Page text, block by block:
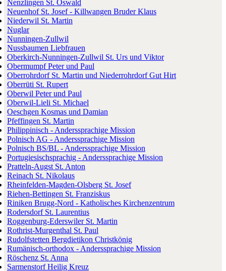
Nenzlingen St. Oswald
Neuenhof St. Josef - Killwangen Bruder Klaus
Niederwil St. Martin
Nuglar
Nunningen-Zullwil
Nussbaumen Liebfrauen
Oberkirch-Nunningen-Zullwil St. Urs und Viktor
Obermumpf Peter und Paul
Oberrohrdorf St. Martin und Niederrohrdorf Gut Hirt
Oberrüti St. Rupert
Oberwil Peter und Paul
Oberwil-Lieli St. Michael
Oeschgen Kosmas und Damian
Pfeffingen St. Martin
Philippinisch - Anderssprachige Mission
Polnisch AG - Anderssprachige Mission
Polnisch BS/BL - Anderssprachige Mission
Portugiesischsprachig - Anderssprachige Mission
Pratteln-Augst St. Anton
Reinach St. Nikolaus
Rheinfelden-Magden-Olsberg St. Josef
Riehen-Bettingen St. Franziskus
Riniken Brugg-Nord - Katholisches Kirchenzentrum
Rodersdorf St. Laurentius
Roggenburg-Ederswiler St. Martin
Rothrist-Murgenthal St. Paul
Rudolfstetten Bergdietikon Christkönig
Rumänisch-orthodox - Anderssprachige Mission
Röschenz St. Anna
Sarmenstorf Heilig Kreuz